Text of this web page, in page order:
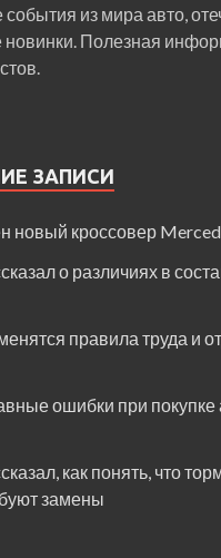
из мира авто,
Полезная
ЗАПИСИ
новый кроссовер
о различиях в
правила труда и
ошибки при покупке
как понять, что
замены